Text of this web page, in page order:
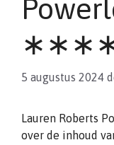
5 augustus 2024
Lauren Roberts
over de inhoud